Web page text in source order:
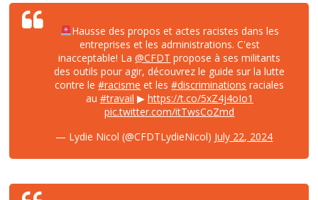
Hausse des propos et actes racistes dans les
entreprises et les administrations. C'est
inacceptable! La@CFDT propose à ses militants
des outils pour agir, découvrez le guide sur la lutte
contre le#racisme et les#discriminations raciales
au #travail ▶ https://t.co/5xZ4j4oIo1
pic.twitter.com/itTwsCoZmd
— Lydie Nicol (@CFDTLydieNicol) July 22, 2024